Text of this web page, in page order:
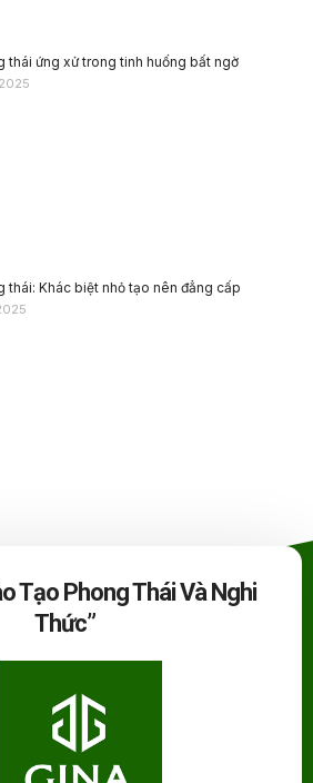
thái ứng xử trong tinh huống bất ngờ
thái: Khác biệt nhỏ tạo nên đẳng cấp
Tạo Phong Thái Và Nghi
Thức”